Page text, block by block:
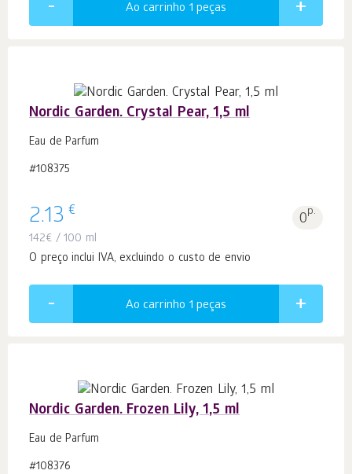
Ao carrinho 1 peças
Nordic Garden. Crystal Pear, 1,5 ml
Eau de Parfum
#108375
2.13 € 0p.
142€ / 100 ml
O preço inclui IVA, excluindo o custo de envio
Ao carrinho 1 peças
Nordic Garden. Frozen Lily, 1,5 ml
Eau de Parfum
#108376